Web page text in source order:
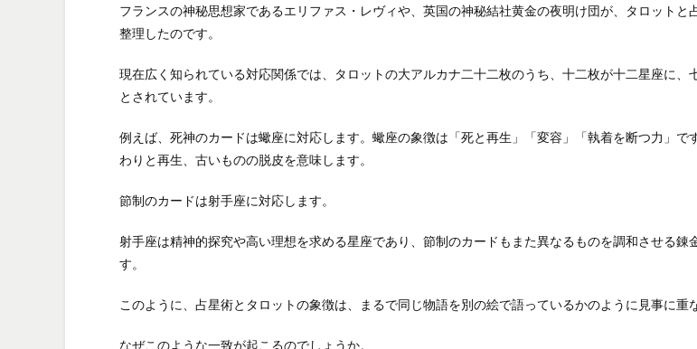
フランスの神秘思想家であるエリファス・レヴィや、英国の神秘結社黄金の夜明け団が、タロットと
整理したのです。
現在広く知られている対応関係では、タロットの大アルカナ二十二枚のうち、十二枚が十二星座に、
とされています。
例えば、死神のカードは蠍座に対応します。蠍座の象徴は「死と再生」「変容」「執着を断つ力」で
わりと再生、古いものの脱皮を意味します。
節制のカードは射手座に対応します。
射手座は精神的探究や高い理想を求める星座であり、節制のカードもまた異なるものを調和させる錬
す。
このように、占星術とタロットの象徴は、まるで同じ物語を別の絵で語っているかのように見事に重
なぜこのような一致が起こるのでしょうか。